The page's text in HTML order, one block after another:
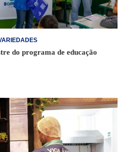
do programa de educação